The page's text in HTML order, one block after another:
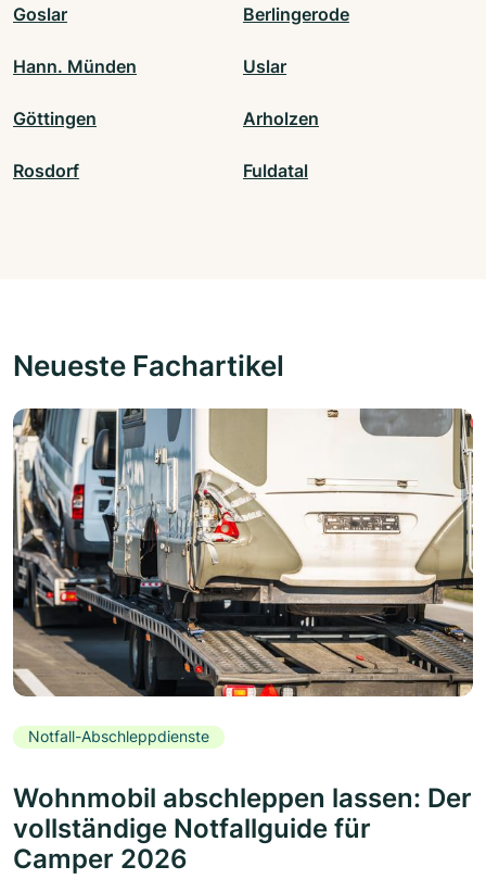
Goslar Berlingerode
Hann. Münden Uslar
Göttingen Arholzen
Rosdorf Fuldatal
Neueste Fachartikel
Notfall-Abschleppdienste
Wohnmobil abschleppen lassen: Der
vollständige Notfallguide für
Camper 2026